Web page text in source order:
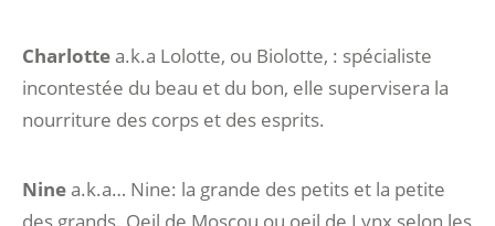
Charlottea.k.a Lolotte, ou Biolotte, : spécialiste
incontestée du beau et du bon, elle supervisera la
nourriture des corps et des esprits.
Ninea.k.a… Nine: la grande des petits et la petite